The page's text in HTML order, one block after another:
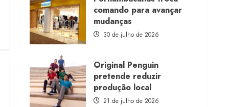
lança
franquia
com
estoque
consignado
comando para avançar
mudanças
30 de julho de 2026
Original Penguin
pretende reduzir
produção local
21 de julho de 2026